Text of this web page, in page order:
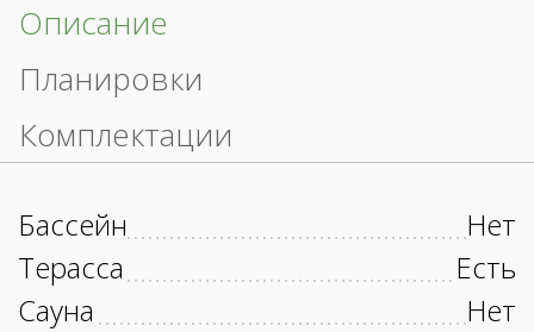
Описание
Планировки
Комплектации
Бассейн
Нет
Терасса
Есть
Сауна
Нет